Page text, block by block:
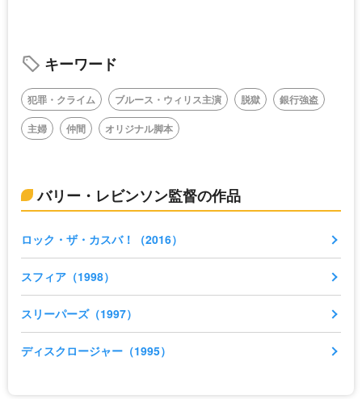
キーワード
犯罪・クライム ブルース・ウィリス主演 脱獄
銀行強盗
主婦
仲間 オリジナル脚本
バリー・レビンソン監督の作品
ロック・ザ・カスバ！（2016）
スフィア（1998）
スリーパーズ（1997）
ディスクロージャー（1995）